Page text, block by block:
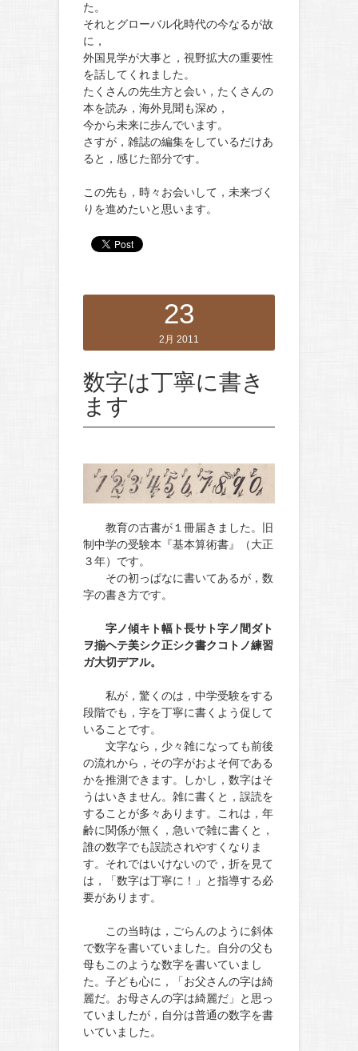
た。
それとグローバル化時代の今なるが故
に，
外国見学が大事と，視野拡大の重要性
を話してくれました。
たくさんの先生方と会い，たくさんの
本を読み，海外見聞も深め，
今から未来に歩んでいます。
さすが，雑誌の編集をしているだけあ
ると，感じた部分です。
この先も，時々お会いして，未来づく
りを進めたいと思います。
23
2月 2011
数字は丁寧に書き
ます
教育の古書が１冊届きました。旧
制中学の受験本『基本算術書』（大正
３年）です。
その初っぱなに書いてあるが，数
字の書き方です。
字ノ傾キト幅ト長サト字ノ間ダト
ヲ揃ヘテ美シク正シク書クコトノ練習
ガ大切デアル。
私が，驚くのは，中学受験をする
段階でも，字を丁寧に書くよう促して
いることです。
文字なら，少々雑になっても前後
の流れから，その字がおよそ何である
かを推測できます。しかし，数字はそ
うはいきません。雑に書くと，誤読を
することが多々あります。これは，年
齢に関係が無く，急いで雑に書くと，
誰の数字でも誤読されやすくなりま
す。それではいけないので，折を見て
は，「数字は丁寧に！」と指導する必
要があります。
この当時は，ごらんのように斜体
で数字を書いていました。自分の父も
母もこのような数字を書いていまし
た。子ども心に，「お父さんの字は綺
麗だ。お母さんの字は綺麗だ」と思っ
ていましたが，自分は普通の数字を書
いていました。